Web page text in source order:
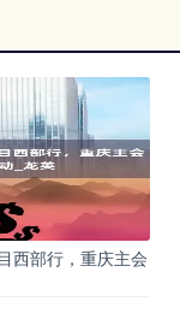
西部行，重庆主会